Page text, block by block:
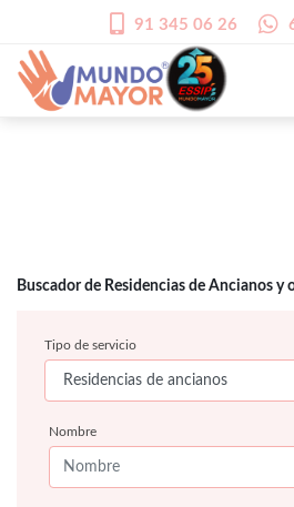
91 345 06 26
Buscador de Residencias de Ancianos y
Tipo de servicio
Nombre